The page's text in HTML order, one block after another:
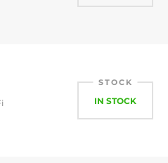
STOCK
IN STOCK